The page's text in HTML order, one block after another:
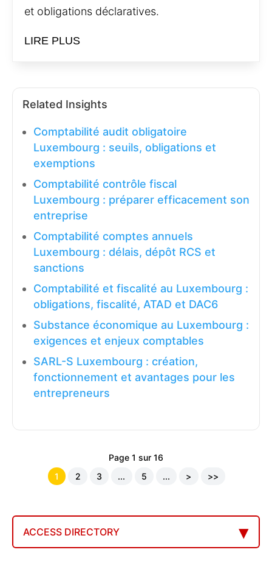
et obligations déclaratives.
LIRE PLUS
Related Insights
Comptabilité audit obligatoire
Luxembourg : seuils, obligations et
exemptions
Comptabilité contrôle fiscal
Luxembourg : préparer efficacement son
entreprise
Comptabilité comptes annuels
Luxembourg : délais, dépôt RCS et
sanctions
Comptabilité et fiscalité au Luxembourg :
obligations, fiscalité, ATAD et DAC6
Substance économique au Luxembourg :
exigences et enjeux comptables
SARL-S Luxembourg : création,
fonctionnement et avantages pour les
entrepreneurs
Page 1 sur 16
1
2 3 ... 5 ... > >>
ACCESS DIRECTORY